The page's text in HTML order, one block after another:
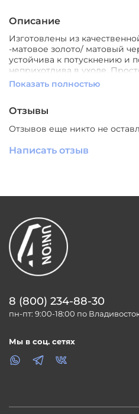
Описание
Изготовлены из
-матовое золото/ матовый
устойчива к потускнению и
неприхотлива в уходе.
Цвет: черный/золото
Стиль: Современный
Производитель: Южный
Показать полностью
Отзывы
Отзывов еще никто не
Написать отзыв
8 (800) 234-88-30
пн-пт: 9:00-18:00 по
Мы в соц. сетях